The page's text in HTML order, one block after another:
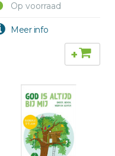
Op voorraad
+